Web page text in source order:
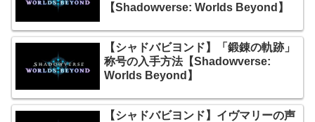
【Shadowverse: Worlds Beyond】
【シャドバビヨンド】「鍛錬の軌跡」
称号の入手方法【Shadowverse:
Worlds Beyond】
【シャドバビヨンド】イヴマリーの声